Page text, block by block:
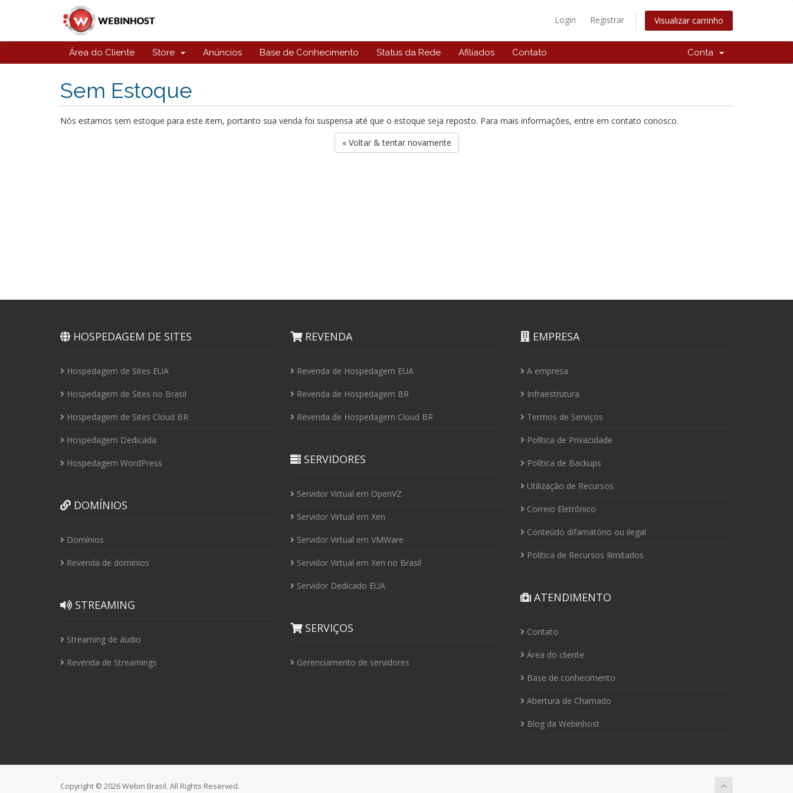
Login Registrar Visualizar carrinho
Área do Cliente Store Anúncios Base de Conhecimento Status da Rede Afiliados Contato Conta
Sem Estoque
Nós estamos sem estoque para este item, portanto sua venda foi suspensa até que o estoque seja reposto. Para mais informações, entre em contato conosco.
« Voltar & tentar novamente
HOSPEDAGEM DE SITES
Hospedagem de Sites EUA
Hospedagem de Sites no Brasil
Hospedagem de Sites Cloud BR
Hospedagem Dedicada
Hospedagem WordPress
DOMÍNIOS
Domínios
Revenda de domínios
STREAMING
Streaming de áudio
Revenda de Streamings
REVENDA
Revenda de Hospedagem EUA
Revenda de Hospedagem BR
Revenda de Hospedagem Cloud BR
SERVIDORES
Servidor Virtual em OpenVZ
Servidor Virtual em Xen
Servidor Virtual em VMWare
Servidor Virtual em Xen no Brasil
Servidor Dedicado EUA
SERVIÇOS
Gerenciamento de servidores
EMPRESA
A empresa
Infraestrutura
Termos de Serviços
Política de Privacidade
Política de Backups
Utilização de Recursos
Correio Eletrônico
Conteúdo difamatório ou ilegal
Política de Recursos Ilimitados
ATENDIMENTO
Contato
Área do cliente
Base de conhecimento
Abertura de Chamado
Blog da Webinhost
Copyright © 2026 Webin Brasil. All Rights Reserved.